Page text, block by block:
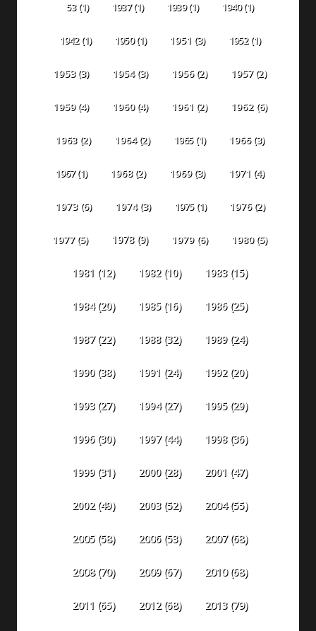
53(1) 1937(1) 1939(1) 1940(1)
1942(1) 1950(1) 1951 (3) 1952(1)
1953(3) 1954(3) 1956(2) 1957(2)
1959(4) 1960(4) 1961 (2) 1962(6)
1963 (2) 1964(2) 1965(1) 1966(3)
1967(1) 1968(2) 1969(3) 1971 (4)
1973(6) 1974(3) 1975(1) 1976(2)
1977(5) 1978(9) 1979(6) 1980(5)
1981 (12) 1982(10) 1983(15)
1984(20) 1985(16) 1986(25)
1987(22) 1988(32) 1989(24)
1990(38) 1991 (24) 1992(20)
1993(27) 1994(27) 1995(29)
1996(30) 1997(44) 1998(36)
1999(31) 2000(28) 2001 (47)
2002(49) 2003(52) 2004(55)
2005(58) 2006(53) 2007(68)
2008(70) 2009(67) 2010(68)
2011 (65) 2012(68) 2013(79)